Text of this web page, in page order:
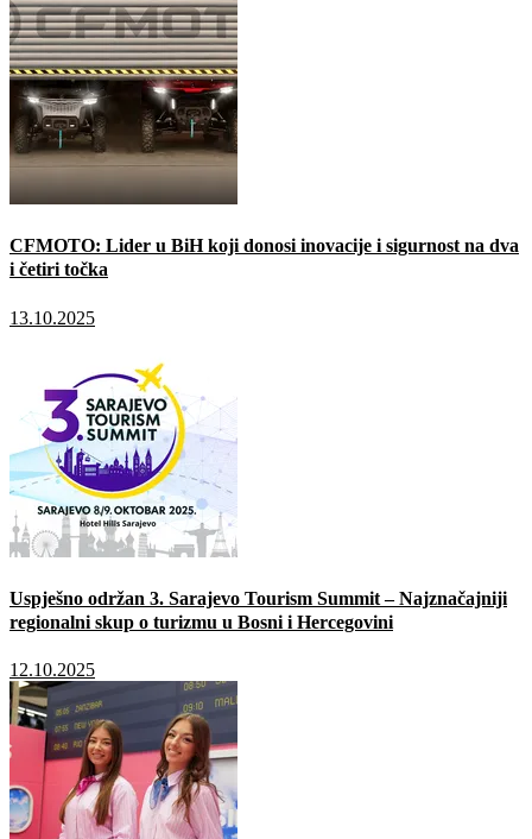
CFMOTO: Lider u BiH koji donosi inovacije i sigurnost na dva
i četiri točka
13.10.2025
Uspješno održan 3. Sarajevo Tourism Summit – Najznačajniji
regionalni skup o turizmu u Bosni i Hercegovini
12.10.2025